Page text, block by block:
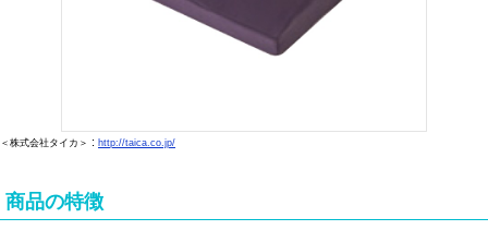
＜株式会社タイカ＞ : http://taica.co.jp/
商品の特徴